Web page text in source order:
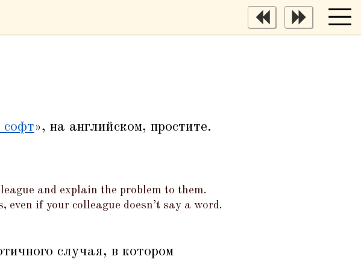
софт», на английском, простите.
and explain the problem to them.
if your colleague doesn’t say a word.
случая, в котором